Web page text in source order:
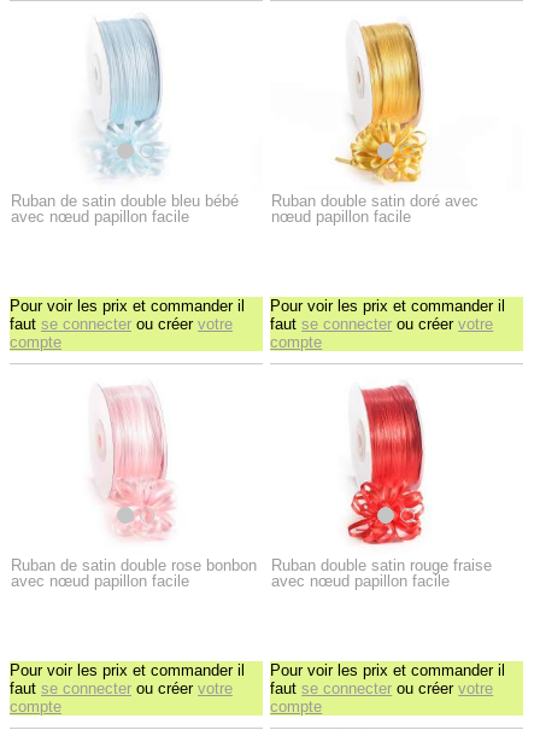
Ruban de satin double bleu bébé
avec nœud papillon facile
Pour voir les prix et commander il
faut se connecter ou créer votre
compte
Ruban double satin doré avec
nœud papillon facile
Pour voir les prix et commander il
fautse connecter ou créervotre
compte
Ruban de satin double rose bonbon
avec nœud papillon facile
Pour voir les prix et commander il
faut se connecter ou créer votre
compte
Ruban double satin rouge fraise
avec nœud papillon facile
Pour voir les prix et commander il
fautse connecter ou créervotre
compte